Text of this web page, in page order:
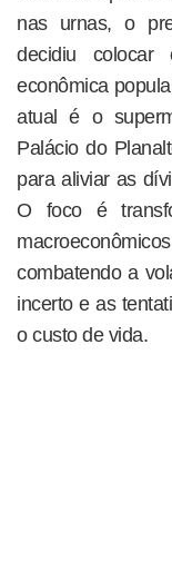
nas urnas, o
decidiu
econômica
atual é o
Palácio do
para aliviar as
O foco é
combatendo a
incerto e as
o custo de vida.